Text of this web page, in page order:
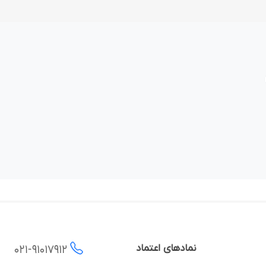
نمادهای اعتماد 021-91017912